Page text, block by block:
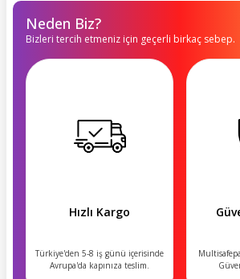
Neden Biz?
Bizleri tercih etmeniz için geçerli birkaç sebep.
Hızlı Kargo
Türkiye'den 5-8 iş günü içerisinde
Avrupa'da kapınıza teslim.